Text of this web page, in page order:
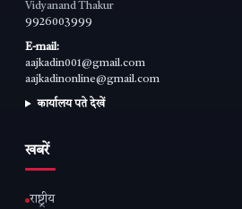
Vidyanand Thakur
9926003999
E-mail:
aajkadin001@gmail.com
aajkadinonline@gmail.com
कार्यालय पते देखें
खबरें
राष्ट्रीय